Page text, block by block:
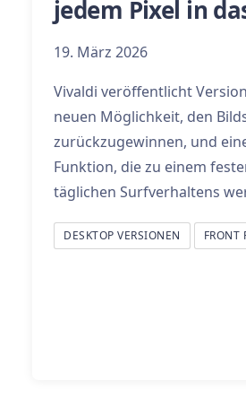
jedem Pixel in
19. März 2026
Vivaldi veröffentlicht
neuen Möglichkeit, den
zurückzugewinnen, und
Funktion, die zu einem
täglichen Surfverhaltens
DESKTOP VERSIONEN FRONT